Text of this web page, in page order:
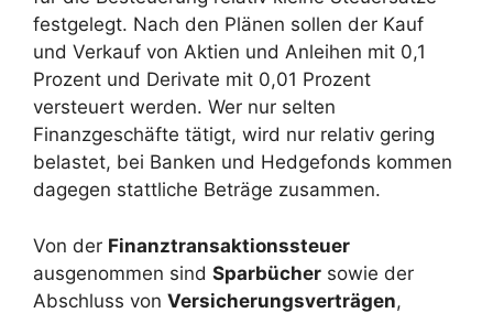
festgelegt. Nach den Plänen sollen der Kauf
und Verkauf von Aktien und Anleihen mit 0,1
Prozent und Derivate mit 0,01 Prozent
versteuert werden. Wer nur selten
Finanzgeschäfte tätigt, wird nur relativ gering
belastet, bei Banken und Hedgefonds kommen
dagegen stattliche Beträge zusammen.
Von der Finanztransaktionssteuer
ausgenommen sind Sparbücher sowie der
Abschluss von Versicherungsverträgen,